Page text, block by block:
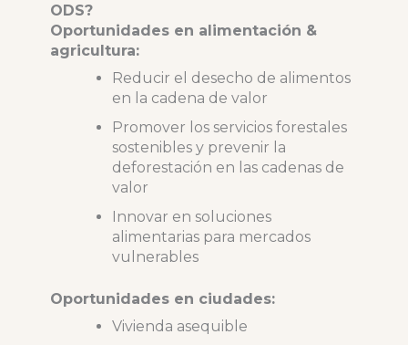
ODS?
Oportunidades en alimentación &
agricultura:
Reducir el desecho de alimentos
en la cadena de valor
Promover los servicios forestales
sostenibles y prevenir la
deforestación en las cadenas de
valor
Innovar en soluciones
alimentarias para mercados
vulnerables
Oportunidades en ciudades:
Vivienda asequible